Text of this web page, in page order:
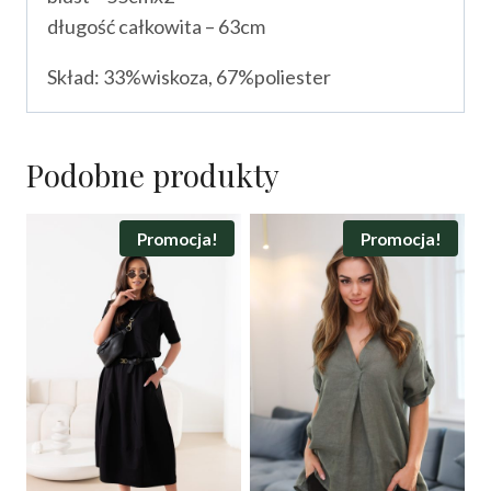
długość całkowita – 63cm
Skład: 33%wiskoza, 67%poliester
Podobne produkty
Promocja! Promocja!